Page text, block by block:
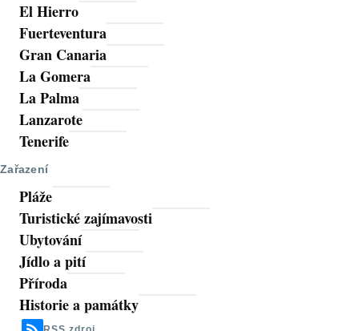
El Hierro
Fuerteventura
Gran Canaria
La Gomera
La Palma
Lanzarote
Tenerife
Zařazení
Pláže
Turistické zajímavosti
Ubytování
Jídlo a pití
Příroda
Historie a památky